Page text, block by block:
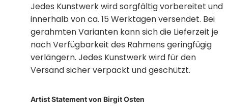
Jedes Kunstwerk wird sorgfältig vorbereitet und
innerhalb von ca. 15 Werktagen versendet. Bei
gerahmten Varianten kann sich die Lieferzeit je
nach Verfügbarkeit des Rahmens geringfügig
verlängern. Jedes Kunstwerk wird für den
Versand sicher verpackt und geschützt.
Artist Statement von Birgit Osten